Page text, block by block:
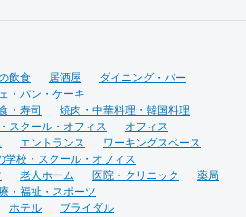
飲食 居酒屋
ダイニング・バー
・パン・ケーキ
・寿司
焼肉・中華料理・韓国料理
スクール・オフィス
オフィス
エントランス
ワーキングスペース
学校・スクール・オフィス
老人ホーム 医院・クリニック
薬局
・福祉・スポーツ
ホテル
ブライダル